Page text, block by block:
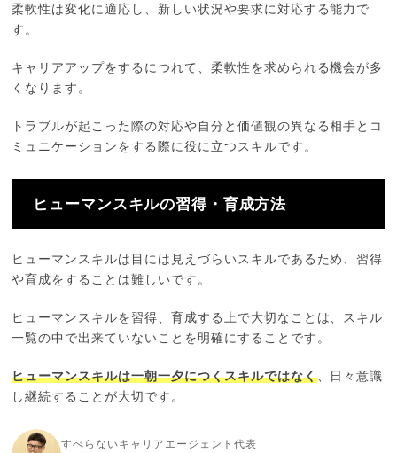
柔軟性は変化に適応し、新しい状況や要求に対応する能力で
す。
キャリアアップをするにつれて、柔軟性を求められる機会が多
くなります。
トラブルが起こった際の対応や自分と価値観の異なる相手とコ
ミュニケーションをする際に役に立つスキルです。
ヒューマンスキルの習得・育成方法
ヒューマンスキルは目には見えづらいスキルであるため、習得
や育成をすることは難しいです。
ヒューマンスキルを習得、育成する上で大切なことは、スキル
一覧の中で出来ていないことを明確にすることです。
ヒューマンスキルは一朝一夕につくスキルではなく、日々意識
し継続することが大切です。
すべらないキャリアエージェント代表